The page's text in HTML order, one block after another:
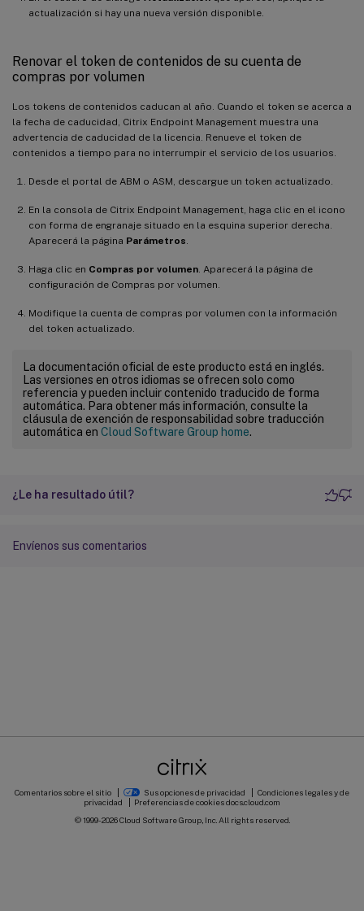
actualización si hay una nueva versión disponible.
Renovar el token de contenidos de su cuenta de
compras por volumen
Los tokens de contenidos caducan al año. Cuando el token se acerca a
la fecha de caducidad, Citrix Endpoint Management muestra una
advertencia de caducidad de la licencia. Renueve el token de
contenidos a tiempo para no interrumpir el servicio de los usuarios.
Desde el portal de ABM o ASM, descargue un token actualizado.
En la consola de Citrix Endpoint Management, haga clic en el icono
con forma de engranaje situado en la esquina superior derecha.
Aparecerá la página Parámetros.
Haga clic en Compras por volumen. Aparecerá la página de
configuración de Compras por volumen.
Modifique la cuenta de compras por volumen con la información
del token actualizado.
La documentación oficial de este producto está en inglés.
Las versiones en otros idiomas se ofrecen solo como
referencia y pueden incluir contenido traducido de forma
automática. Para obtener más información, consulte la
cláusula de exención de responsabilidad sobre traducción
automática en Cloud Software Group home.
¿Le ha resultado útil?
Envíenos sus comentarios
Comentarios sobre el sitio Sus opciones de privacidad
Condiciones legales y de
privacidad
Preferencias de cookiesdocs.cloud.com
© 1999-2026Cloud Software Group, Inc. All rights reserved.